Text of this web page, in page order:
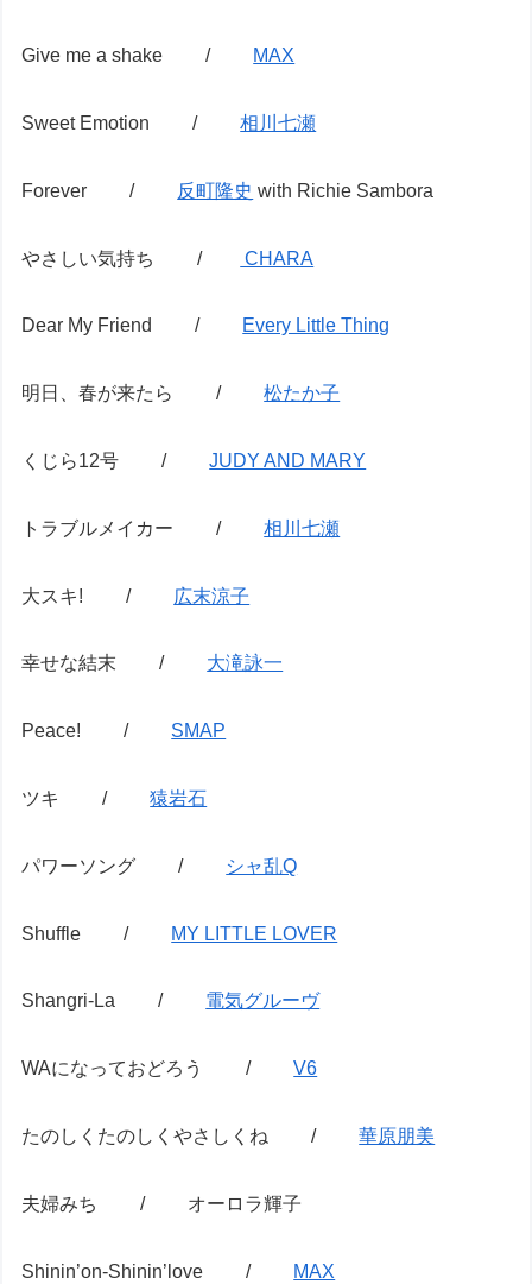
Give me a shake / MAX
Sweet Emotion /相川七瀬
Forever / 反町隆史 with Richie Sambora
やさしい気持ち / CHARA
Dear My Friend / Every Little Thing
明日、春が来たら /松たか子
くじら12号 /JUDY AND MARY
トラブルメイカー /相川七瀬
大スキ! / 広末涼子
幸せな結末 / 大滝詠一
Peace! / SMAP
ツキ /猿岩石
パワーソング / シャ乱Q
Shuffle / MY LITTLE LOVER
Shangri-La / 電気グルーヴ
WAになっておどろう /V6
たのしくたのしくやさしくね /華原朋美
夫婦みち / オーロラ輝子
Shinin’on-Shinin’love / MAX